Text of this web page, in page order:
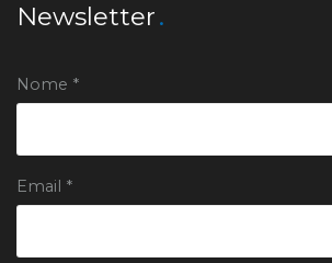
Newsletter
Nome *
Email *